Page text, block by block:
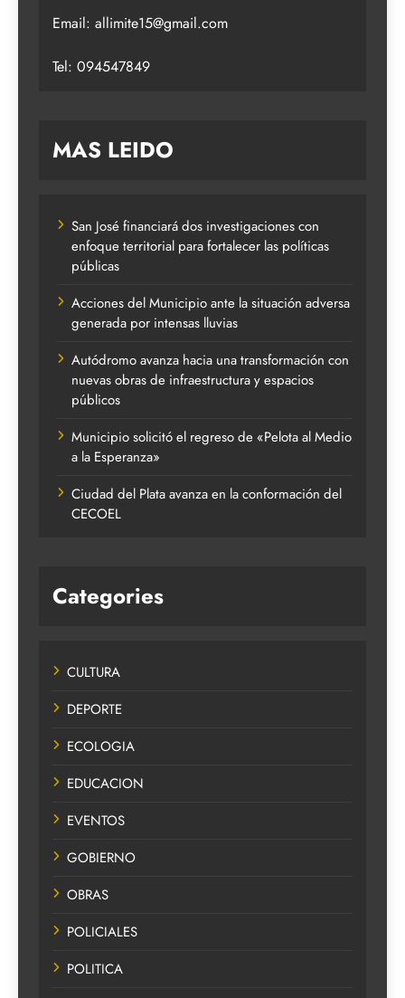
Email: allimite15@gmail.com
Tel: 094547849
MAS LEIDO
San José financiará dos investigaciones con
enfoque territorial para fortalecer las políticas
públicas
Acciones del Municipio ante la situación adversa
generada por intensas lluvias
Autódromo avanza hacia una transformación con
nuevas obras de infraestructura y espacios
públicos
Municipio solicitó el regreso de «Pelota al Medio
a la Esperanza»
Ciudad del Plata avanza en la conformación del
CECOEL
Categories
CULTURA
DEPORTE
ECOLOGIA
EDUCACION
EVENTOS
GOBIERNO
OBRAS
POLICIALES
POLITICA